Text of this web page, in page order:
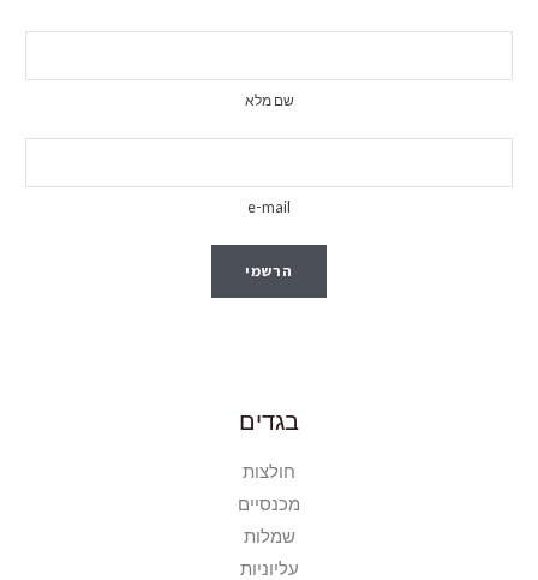
שם מלא
e-mail
הרשמי
בגדים
חולצות
מכנסיים
שמלות
עליוניות